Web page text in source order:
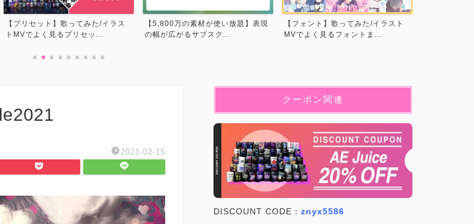
【5,800万の素材が使い放題】表現
の幅が広がるサブスク...
【フォント】歌ってみた/イラスト
MVでよく見るフォントま...
【MV分析】アスノヨゾラ哨戒班で
使われているテクニック・...
2021-02-15
クーポン関連
DISCOUNT CODE： znyx5586